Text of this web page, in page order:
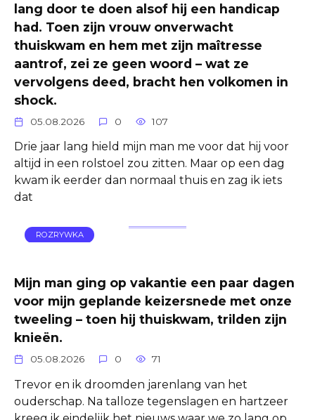
lang door te doen alsof hij een handicap
had. Toen zijn vrouw onverwacht
thuiskwam en hem met zijn maîtresse
aantrof, zei ze geen woord – wat ze
vervolgens deed, bracht hen volkomen in
shock.
05.08.2026 0 107
Drie jaar lang hield mijn man me voor dat hij voor
altijd in een rolstoel zou zitten. Maar op een dag
kwam ik eerder dan normaal thuis en zag ik iets
dat
ROZRYWKA
Mijn man ging op vakantie een paar dagen
voor mijn geplande keizersnede met onze
tweeling – toen hij thuiskwam, trilden zijn
knieën.
05.08.2026 0 71
Trevor en ik droomden jarenlang van het
ouderschap. Na talloze tegenslagen en hartzeer